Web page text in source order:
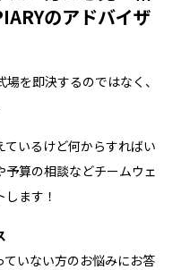
てよくある疑問
楽しもう！
のアドバイザ
を即決するのではなく、
いるけど何からすればい
算の相談などチームウェ
ます！
いない方のお悩みにお答